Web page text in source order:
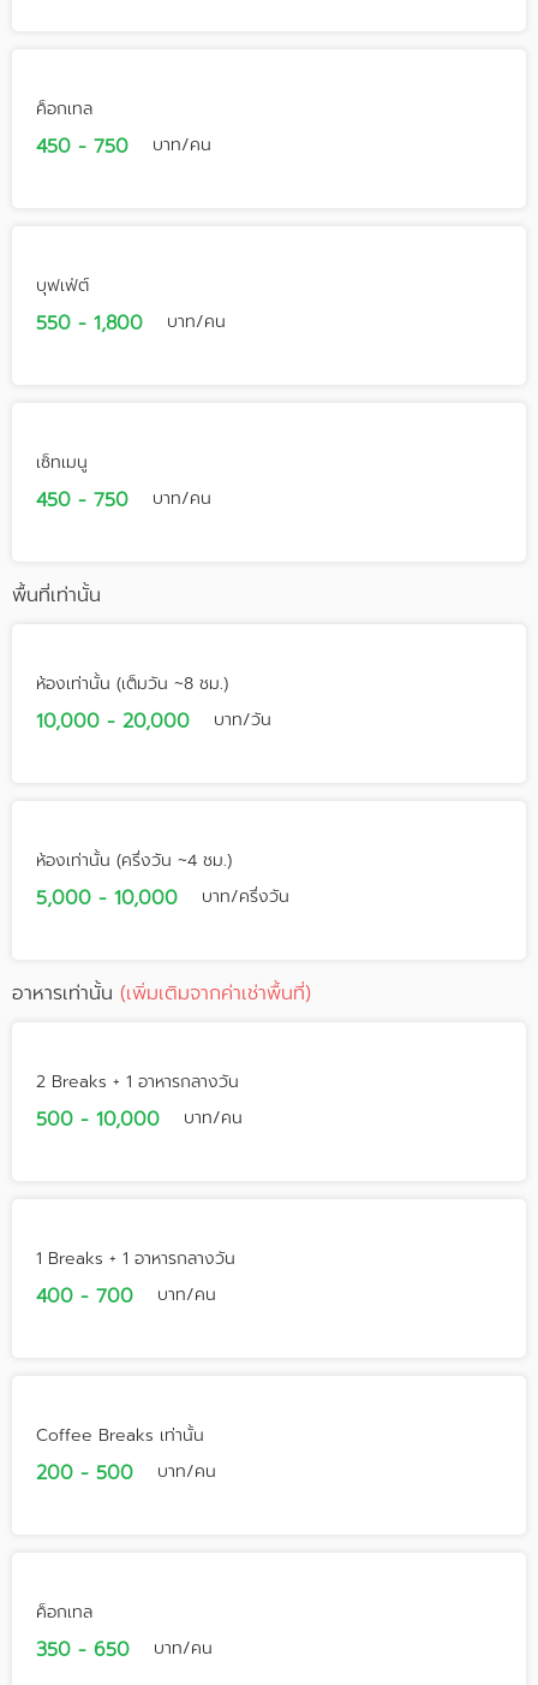
ค็อกเทล
450 - 750 บาท/คน
บุฟเฟ่ต์
550 - 1,800 บาท/คน
เซ็ทเมนู
450 - 750 บาท/คน
พื้นที่เท่านั้น
ห้องเท่านั้น (เต็มวัน ~8 ชม.)
10,000 - 20,000 บาท/วัน
ห้องเท่านั้น (ครึ่งวัน ~4 ชม.)
5,000 - 10,000 บาท/ครึ่งวัน
อาหารเท่านั้น (เพิ่มเติมจากค่าเช่าพื้นที่)
2 Breaks + 1 อาหารกลางวัน
500 - 10,000 บาท/คน
1 Breaks + 1 อาหารกลางวัน
400 - 700 บาท/คน
Coffee Breaks เท่านั้น
200 - 500 บาท/คน
ค็อกเทล
350 - 650 บาท/คน